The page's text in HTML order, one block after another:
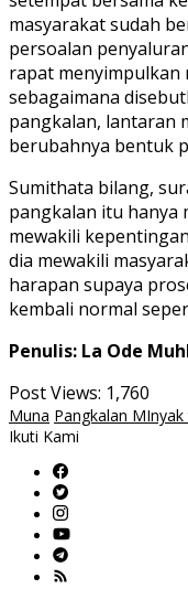
masyarakat sudah
persoalan
rapat menyimpulkan
sebagaimana
pangkalan, lantaran
berubahnya bentuk
Sumithata bilang,
pangkalan itu hanya
mewakili
dia mewakili
harapan supaya
kembali normal
Penulis: La Ode
Post Views: 1,760
Muna Pangkalan
Ikuti Kami